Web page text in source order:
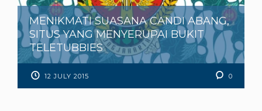
MENIKMATI SUASANA CANDI ABANG,
SITUS YANG MENYERUPAI BUKIT
TELETUBBIES
12 JULY 2015 0